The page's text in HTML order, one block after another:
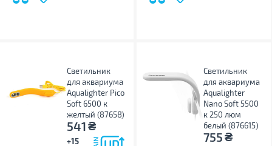
Светильник
для аквариума
Aqualighter Pico
Soft 6500 к
желтый (87658)
541₴
+15
Светильник
для аквариума
Aqualighter
Nano Soft 5500
к 250 люм
белый (876615)
755₴